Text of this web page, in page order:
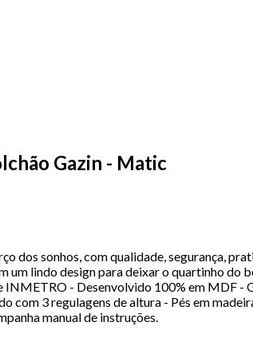
Gazin - Matic
sonhos, com qualidade, segurança,
lindo design para deixar o quartinho do
- Desenvolvido 100% em MDF -
3 regulagens de altura - Pés em
manual de instruções.